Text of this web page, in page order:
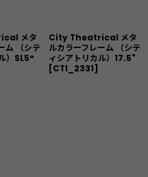
メタ
ム （シテ
）SL5°
City Theatrical メタ
ルカラーフレーム （シテ
ィシアトリカル）17.5"
[CTI_2331]